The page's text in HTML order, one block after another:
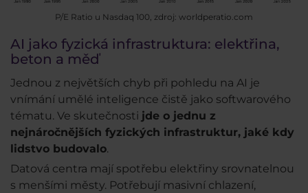
P/E Ratio u Nasdaq 100, zdroj: worldperatio.com
AI jako fyzická infrastruktura: elektřina,
beton a měď
Jednou z největších chyb při pohledu na AI je
vnímání umělé inteligence čistě jako softwarového
tématu. Ve skutečnosti jde o jednu z
nejnáročnějších fyzických infrastruktur, jaké kdy
lidstvo budovalo.
Datová centra mají spotřebu elektřiny srovnatelnou
s menšími městy. Potřebují masivní chlazení,